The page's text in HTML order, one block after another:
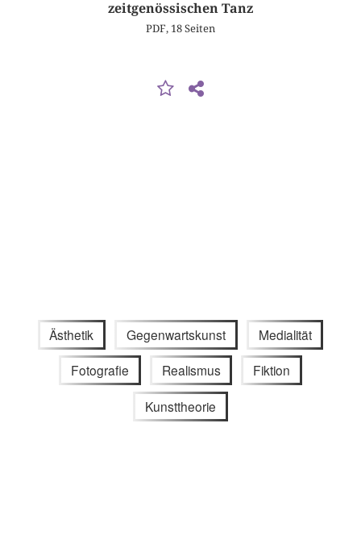
zeitgenössischen Tanz
PDF, 18 Seiten
Ästhetik Gegenwartskunst Medialität
Fotografie Realismus Fiktion
Kunsttheorie